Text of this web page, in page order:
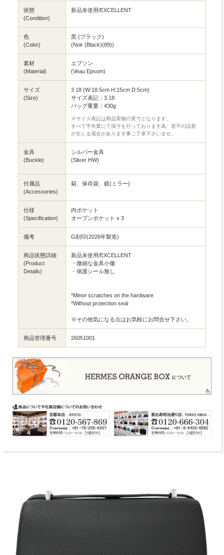
状態
(Condition)
新品未使用/EXCELLENT
色
(Color)
黒 (ブラック)
(Noir (Black)(89))
素材
(Material)
エプソン
(Veau Epsom)
サイズ
(Size)
3 18 (W:18.5cm H:15cm D:5cm)
サイズ表記：3 18
バッグ重量：430g
※サイズ表記は商品実物の実寸となります。
すべて手作業にて採寸を行っております為、若干の誤差
が生じる場合があります事ご了承下さいませ。
金具
(Buckle)
シルバー金具
(Silver HW)
付属品
(Accessories)
箱、保存袋、鏡(ミラー)
仕様
(Specification)
内ポケット
オープンポケット x 3
備考 G刻印(2026年製造)
商品状態詳細
(Product
Details)
新品未使用/EXCELLENT
・微細な金具小傷
・保護シール無し
*Minor scratches on the hardware
*Without protection seal
※その他気になる点はお気軽にお問合せ下さい。
商品管理番号 26051001